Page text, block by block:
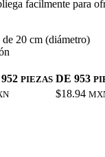
facilmente para
20 cm (diámetro)
PIEZAS DE 953
$18.94